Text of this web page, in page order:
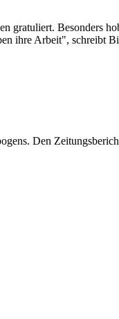
gratuliert. Besonders
ihre Arbeit", schreibt
Den